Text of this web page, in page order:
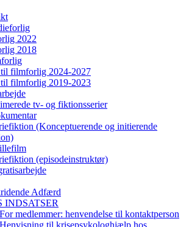
2022
2018
filmforlig 2024-2027
filmforlig 2019-2023
tv- og fiktionsserier
(Konceptuerende og initierende
(episodeinstruktør)
Adfærd
INDSATSER
medlemmer: henvendelse til kontaktperson
til krisepsykologhjælp hos